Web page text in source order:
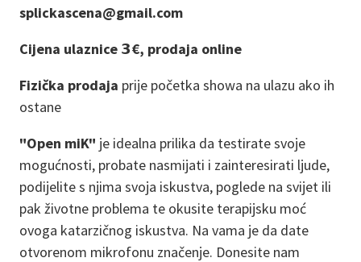
splickascena@gmail.com
Cijena ulaznice 𝟯€, prodaja online
Fizička prodaja prije početka showa na ulazu ako ih
ostane
"Open miK" je idealna prilika da testirate svoje
mogućnosti, probate nasmijati i zainteresirati ljude,
podijelite s njima svoja iskustva, poglede na svijet ili
pak životne problema te okusite terapijsku moć
ovoga katarzičnog iskustva. Na vama je da date
otvorenom mikrofonu značenje. Donesite nam